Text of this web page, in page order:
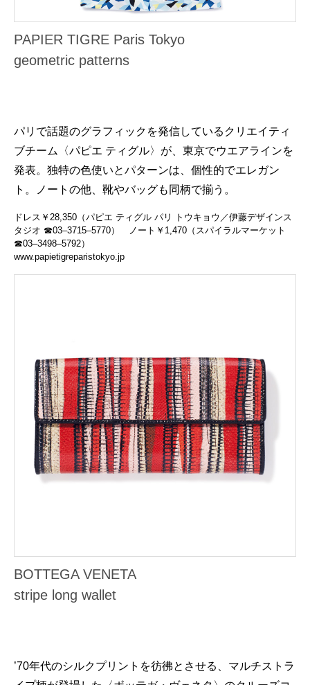
PAPIER TIGRE Paris Tokyo
geometric patterns
パリで話題のグラフィックを発信しているクリエイティ
ブチーム〈パピエ ティグル〉が、東京でウエアラインを
発表。独特の色使いとパターンは、個性的でエレガン
ト。ノートの他、靴やバッグも同柄で揃う。
ドレス￥28,350（パピエ ティグル パリ トウキョウ／伊藤デザインス
タジオ ☎03‒3715‒5770） ノート￥1,470（スパイラルマーケット
☎03‒3498‒5792）
www.papietigreparistokyo.jp
BOTTEGA VENETA
stripe long wallet
’70年代のシルクプリントを彷彿とさせる、マルチストラ